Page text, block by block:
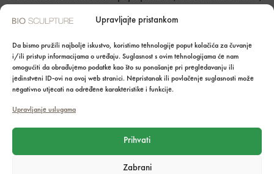
Upravljajte pristankom
Da bismo pružili najbolje iskustvo, koristimo tehnologije poput kolačića za čuvanje
i/ili pristup informacijama o uređaju. Suglasnost s ovim tehnologijama će nam
omogućiti da obrađujemo podatke kao što su ponašanje pri pregledavanju ili
jedinstveni ID-ovi na ovoj web stranici. Nepristanak ili povlačenje suglasnosti može
negativno utjecati na određene karakteristike i funkcije.
Upravljanje uslugama
Prihvati
Zabrani
FORMALDEHYDE RESIN i druge.
Bio Sculpture klinički je odobren.
Sadrži 12 ml
Čuvati na tamnom mjestu dalje od izvora topline i
UV/LED svjetlosti.
Pigment se može oštetiti izlaganjem sunčevim zrakama.